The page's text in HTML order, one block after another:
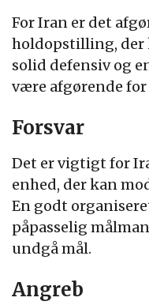
For Iran er det
holdopstilling, der
solid defensiv og
være afgørende
Forsvar
Det er vigtigt for
enhed, der kan
En godt
påpasselig
undgå mål.
Angreb